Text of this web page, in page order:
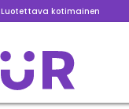
Luotettava kotimainen